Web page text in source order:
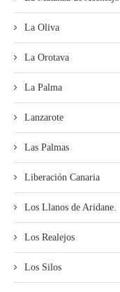
La Oliva
La Orotava
La Palma
Lanzarote
Las Palmas
Liberación Canaria
Los Llanos de Aridane.
Los Realejos
Los Silos